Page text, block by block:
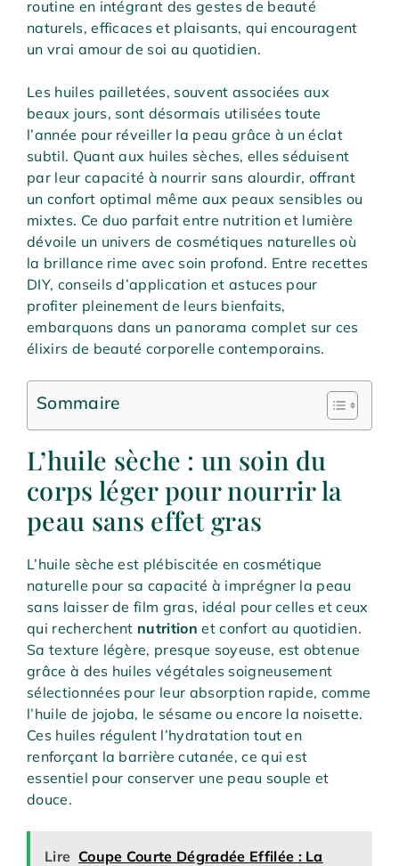
routine en intégrant des gestes de beauté
naturels, efficaces et plaisants, qui encouragent
un vrai amour de soi au quotidien.
Les huiles pailletées, souvent associées aux
beaux jours, sont désormais utilisées toute
l’année pour réveiller la peau grâce à un éclat
subtil. Quant aux huiles sèches, elles séduisent
par leur capacité à nourrir sans alourdir, offrant
un confort optimal même aux peaux sensibles ou
mixtes. Ce duo parfait entre nutrition et lumière
dévoile un univers de cosmétiques naturelles où
la brillance rime avec soin profond. Entre recettes
DIY, conseils d’application et astuces pour
profiter pleinement de leurs bienfaits,
embarquons dans un panorama complet sur ces
élixirs de beauté corporelle contemporains.
Sommaire
L’huile sèche : un soin du
corps léger pour nourrir la
peau sans effet gras
L’huile sèche est plébiscitée en cosmétique
naturelle pour sa capacité à imprégner la peau
sans laisser de film gras, idéal pour celles et ceux
qui recherchent nutrition et confort au quotidien.
Sa texture légère, presque soyeuse, est obtenue
grâce à des huiles végétales soigneusement
sélectionnées pour leur absorption rapide, comme
l’huile de jojoba, le sésame ou encore la noisette.
Ces huiles régulent l’hydratation tout en
renforçant la barrière cutanée, ce qui est
essentiel pour conserver une peau souple et
douce.
Lire Coupe Courte Dégradée Effilée : La